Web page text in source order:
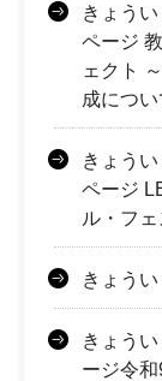
きょう
ページ
ェクト
成につい
きょう
ページ
ル・フ
きょう
きょう
ージ令